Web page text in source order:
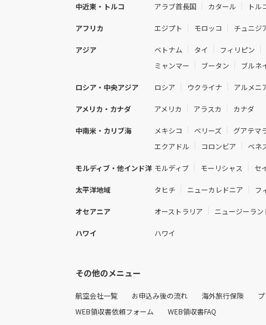
中近東・トルコ アラブ首長国 カタール トル
アフリカ エジプト モロッコ チュニジ
アジア ベトナム タイ フィリピン
ミャンマー
ブータン ブルネ
ロシア・中央アジア ロシア ウクライナ アルメニ
アメリカ・カナダ アメリカ アラスカ カナダ
中南米・カリブ海 メキシコ ベリーズ グアテマ
エクアドル
コロンビア ベネ
モルディブ・他インド洋 モルディブ モーリシャス セ
太平洋地域 タヒチ ニューカレドニア フ
オセアニア オーストラリア ニュージーラン
ハワイ ハワイ
その他のメニュー
航空会社一覧 お申込み後の流れ 海外旅行保険
WEB領収書依頼フォーム
WEB領収書FAQ